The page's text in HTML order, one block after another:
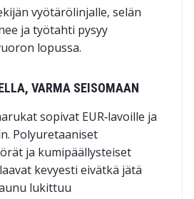
vyötärölinjalle, selän
ja työtahti pysyy
lopussa.
VARMA SEISOMAAN
sopivat EUR‑lavoille ja
Polyuretaaniset
ja kumipäällysteiset
kevyesti eivätkä jätä
lukittuu